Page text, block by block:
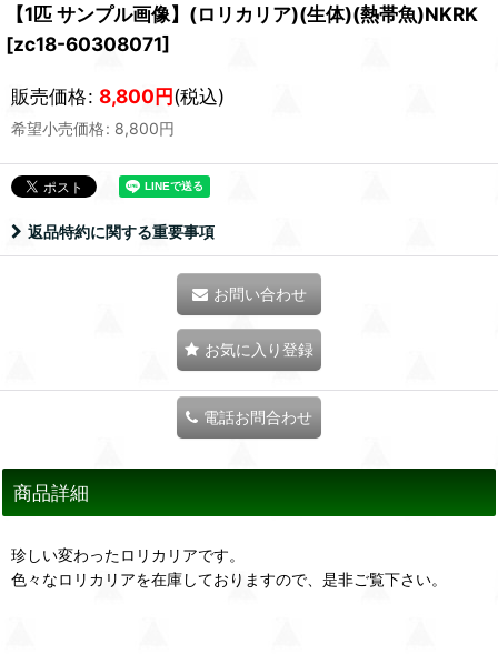
【1匹 サンプル画像】(ロリカリア)(生体)(熱帯魚)NKRK
[zc18-60308071]
販売価格: 8,800円(税込)
希望小売価格: 8,800円
返品特約に関する重要事項
お問い合わせ
お気に入り登録
電話お問合わせ
商品詳細
珍しい変わったロリカリアです。
色々なロリカリアを在庫しておりますので、是非ご覧下さい。